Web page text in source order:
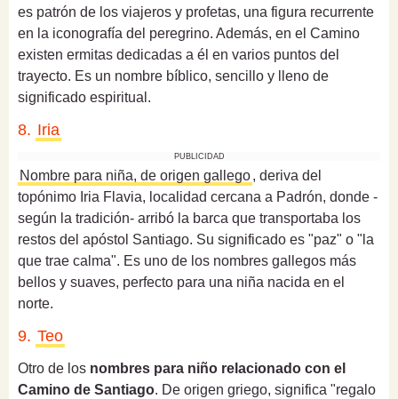
es patrón de los viajeros y profetas, una figura recurrente
en la iconografía del peregrino. Además, en el Camino
existen ermitas dedicadas a él en varios puntos del
trayecto. Es un nombre bíblico, sencillo y lleno de
significado espiritual.
8. Iria
PUBLICIDAD
Nombre para niña, de origen gallego, deriva del
topónimo Iria Flavia, localidad cercana a Padrón, donde -
según la tradición- arribó la barca que transportaba los
restos del apóstol Santiago. Su significado es "paz" o "la
que trae calma". Es uno de los nombres gallegos más
bellos y suaves, perfecto para una niña nacida en el
norte.
9. Teo
Otro de los nombres para niño relacionado con el
Camino de Santiago. De origen griego, significa "regalo